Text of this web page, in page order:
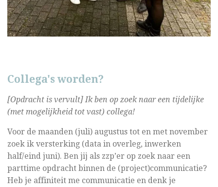
Collega's worden?
[Opdracht is vervult] Ik ben op zoek naar een tijdelijke
(met mogelijkheid tot vast) collega!
Voor de maanden (juli) augustus tot en met november
zoek ik versterking (data in overleg, inwerken
half/eind juni). Ben jij als zzp’er op zoek naar een
parttime opdracht binnen de (project)communicatie?
Heb je affiniteit me communicatie en denk je